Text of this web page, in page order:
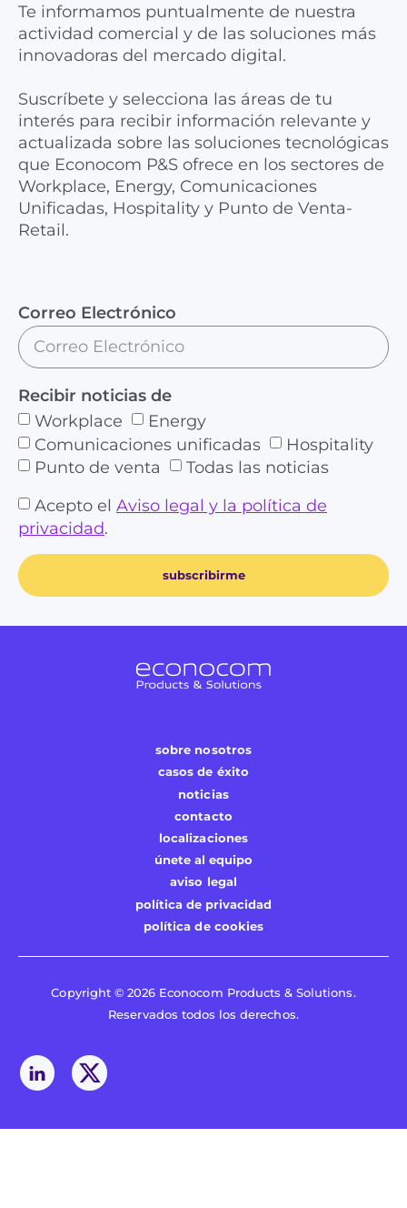
Te informamos puntualmente de nuestra
actividad comercial y de las soluciones más
innovadoras del mercado digital.
Suscríbete y selecciona las áreas de tu
interés para recibir información relevante y
actualizada sobre las soluciones tecnológicas
que Econocom P&S ofrece en los sectores de
Workplace, Energy, Comunicaciones
Unificadas, Hospitality y Punto de Venta-
Retail.
Correo Electrónico
Recibir noticias de
Workplace
Energy
Comunicaciones unificadas
Hospitality
Punto de venta
Todas las noticias
Acepto el Aviso legal y la política de
privacidad.
subscribirme
sobre nosotros
casos de éxito
noticias
contacto
localizaciones
únete al equipo
aviso legal
política de privacidad
política de cookies
Copyright © 2026 Econocom Products & Solutions.
Reservados todos los derechos.